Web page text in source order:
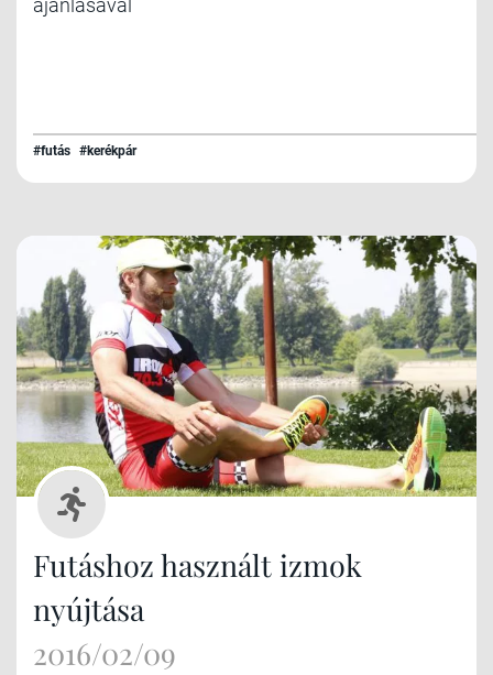
ajánlásával
#futás #kerékpár
Futáshoz használt izmok
nyújtása
2016/02/09